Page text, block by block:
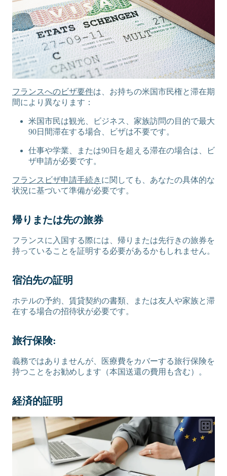
フランスへのビザ要件は、お持ちの米国市民権と滞在期
間により異なります：
米国市民は観光、ビジネス、家族訪問の目的で最大
90日間滞在する場合、ビザは不要です。
仕事や学業、または90日を超える滞在の場合は、ビ
ザ申請が必要です。
フランスビザ申請手続き に関しても、あなたの具体的な
状況に基づいて準備が必要です。
帰りまたは先の旅券
フランスに入国する際には、帰りまたは先行きの旅券を
持っていることを証明する必要があるかもしれません。
宿泊先の証明
ホテルの予約、賃貸契約の書類、または友人や家族と滞
在する場合の招待状が必要です。
旅行保険:
義務ではありませんが、医療費をカバーする旅行保険を
持つことをお勧めします（本国送還の費用も含む）。
経済的証明